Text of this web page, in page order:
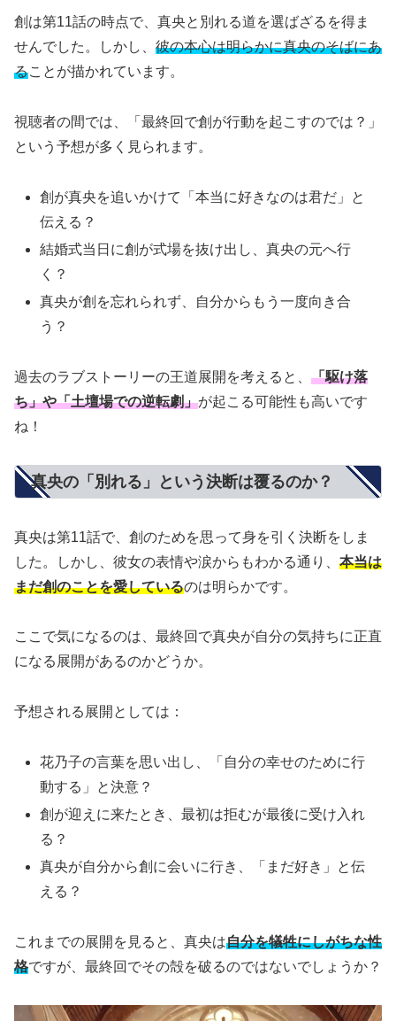
創は第11話の時点で、真央と別れる道を選ばざるを得ま
せんでした。しかし、 彼の本心は明らかに真央のそばにあ
ることが描かれています。
視聴者の間では、「最終回で創が行動を起こすのでは？」
という予想が多く見られます。
創が真央を追いかけて「本当に好きなのは君だ」と
伝える？
結婚式当日に創が式場を抜け出し、真央の元へ行
く？
真央が創を忘れられず、自分からもう一度向き合
う？
過去のラブストーリーの王道展開を考えると、 「駆け落
ち」や「土壇場での逆転劇」が起こる可能性も高いです
ね！
真央の「別れる」という決断は覆るのか？
真央は第11話で、創のためを思って身を引く決断をしま
した。しかし、彼女の表情や涙からもわかる通り、 本当は
まだ創のことを愛しているのは明らかです。
ここで気になるのは、最終回で真央が自分の気持ちに正直
になる展開があるのかどうか。
予想される展開としては：
花乃子の言葉を思い出し、「自分の幸せのために行
動する」と決意？
創が迎えに来たとき、最初は拒むが最後に受け入れ
る？
真央が自分から創に会いに行き、「まだ好き」と伝
える？
これまでの展開を見ると、真央は自分を犠牲にしがちな性
格ですが、最終回でその殻を破るのではないでしょうか？